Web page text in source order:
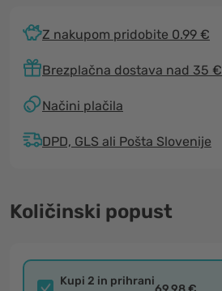
Z nakupom pridobite 0.99 €
Brezplačna dostava nad 35 €
Načini plačila
DPD, GLS ali Pošta Slovenije
Količinski popust
Kupi 2 in prihrani